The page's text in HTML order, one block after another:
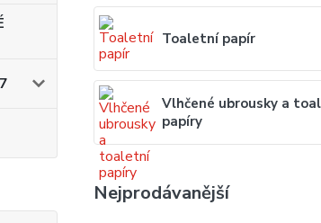
Toaletní papír
Vlhčené ubrousky a
papíry
Nejprodávanější